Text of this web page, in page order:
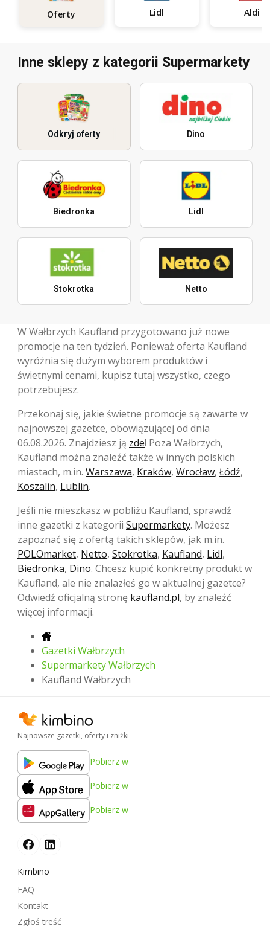
Oferty Lidl Aldi
Inne sklepy z kategorii Supermarkety
Odkryj oferty Dino
Biedronka Lidl
Stokrotka Netto
W Wałbrzych Kaufland przygotowano już nowe
promocje na ten tydzień. Ponieważ oferta Kaufland
wyróżnia się dużym wyborem produktów i
świetnymi cenami, kupisz tutaj wszystko, czego
potrzebujesz.
Przekonaj się, jakie świetne promocje są zawarte w
najnowszej gazetce, obowiązującej od dnia
06.08.2026. Znajdziesz ją zde! Poza Wałbrzych,
Kaufland można znaleźć także w innych polskich
miastach, m.in. Warszawa, Kraków, Wrocław, Łódź,
Koszalin, Lublin.
Jeśli nie mieszkasz w pobliżu Kaufland, sprawdź
inne gazetki z kategorii Supermarkety. Możesz
zapoznać się z ofertą takich sklepów, jak m.in.
POLOmarket, Netto, Stokrotka, Kaufland, Lidl,
Biedronka, Dino. Chcesz kupić konkretny produkt w
Kaufland, ale nie znalazłeś go w aktualnej gazetce?
Odwiedź oficjalną stronę kaufland.pl, by znaleźć
więcej informacji.
Gazetki Wałbrzych
Supermarkety Wałbrzych
Kaufland Wałbrzych
Najnowsze gazetki, oferty i zniżki
Pobierz w
Pobierz w
Pobierz w
Kimbino
FAQ
Kontakt
Zgłoś treść